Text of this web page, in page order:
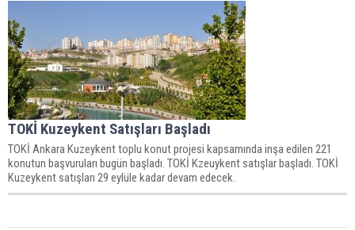
TOKİ Kuzeykent Satışları Başladı
TOKİ Ankara Kuzeykent toplu konut projesi kapsamında inşa edilen 221
konutun başvuruları bugün başladı. TOKİ Kzeuykent satışlar başladı. TOKİ
Kuzeykent satışları 29 eylüle kadar devam edecek.